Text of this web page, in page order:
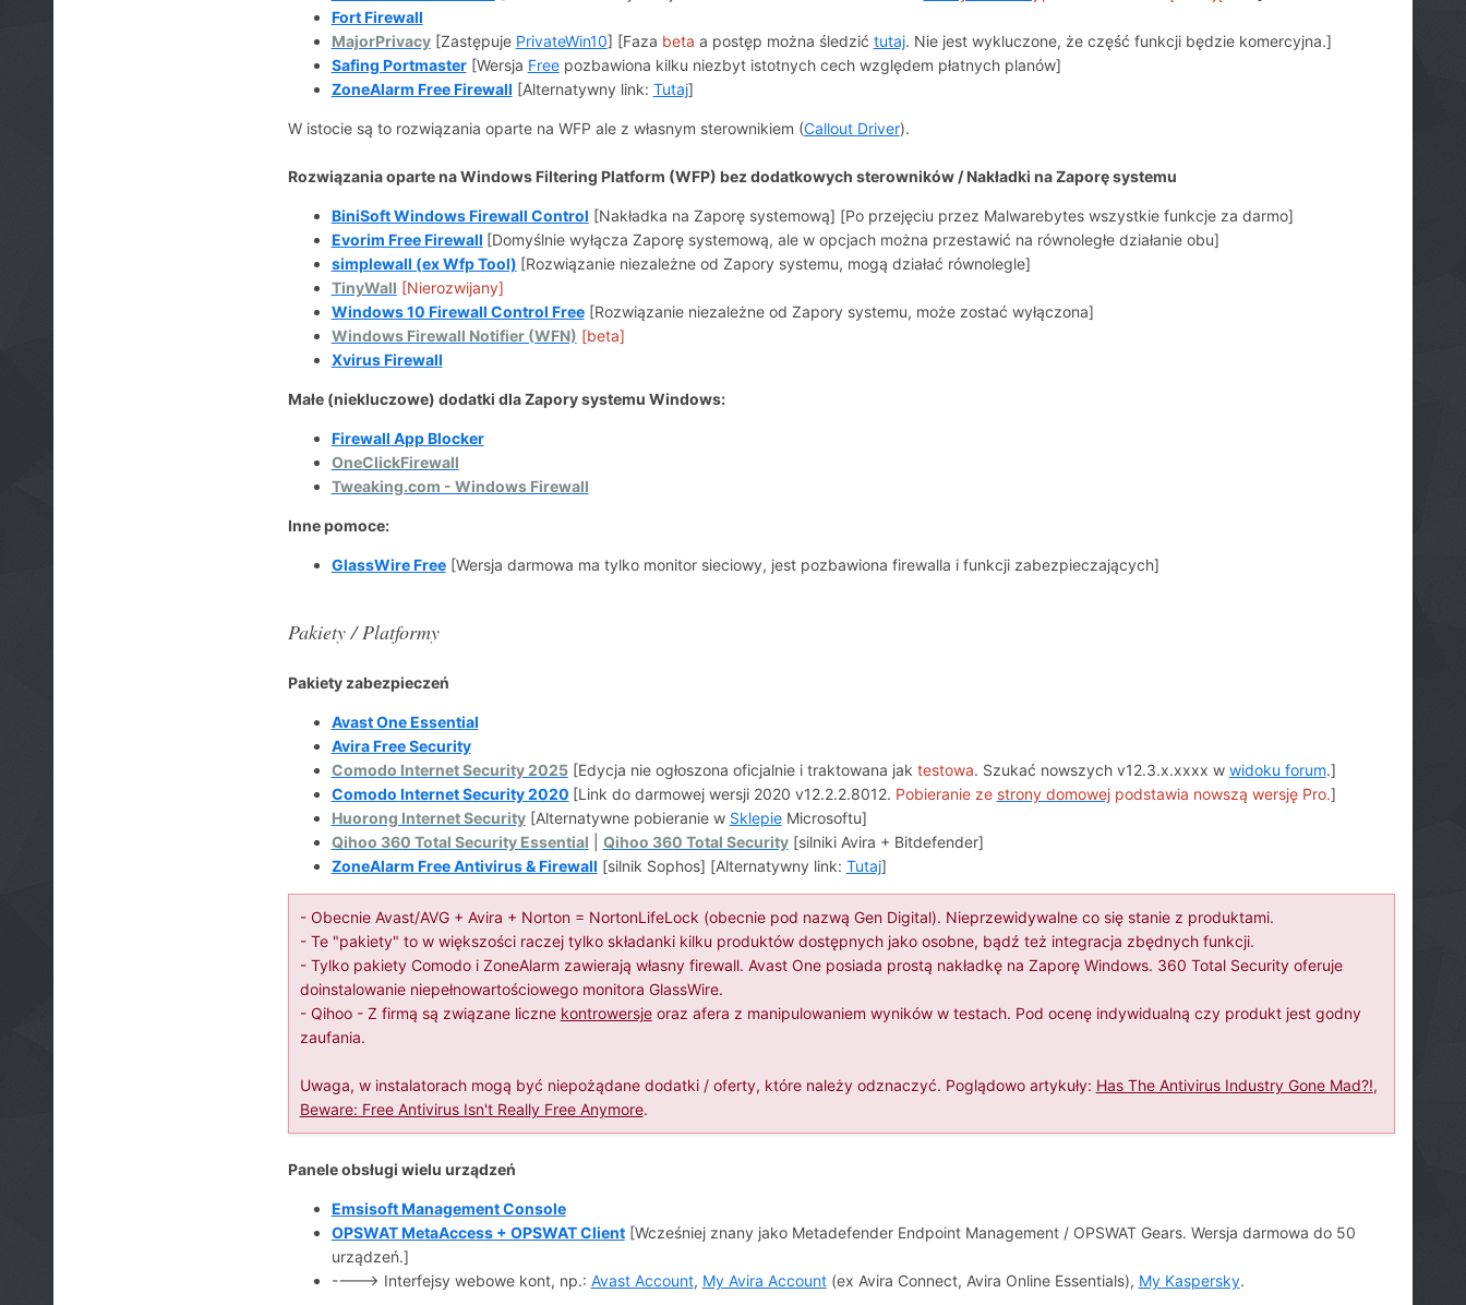
Fort Firewall
MajorPrivacy[Zastępuje PrivateWin10] [Faza beta a postęp można śledzić tutaj. Nie jest wykluczone, że część funkcji będzie komercyjna.]
Safing Portmaster[Wersja Freepozbawiona kilku niezbyt istotnych cech względem płatnych planów]
ZoneAlarm Free Firewall [Alternatywny link: Tutaj]
W istocie są to rozwiązania oparte na WFP ale z własnym sterownikiem (Callout Driver).
Rozwiązania oparte na Windows Filtering Platform (WFP) bez dodatkowych sterowników / Nakładki na Zaporę systemu
BiniSoft Windows Firewall Control [Nakładka na Zaporę systemową] [Po przejęciu przez Malwarebytes wszystkie funkcje za darmo]
Evorim Free Firewall [Domyślnie wyłącza Zaporę systemową, ale w opcjach można przestawić na równoległe działanie obu]
simplewall (ex Wfp Tool) [Rozwiązanie niezależne od Zapory systemu, mogą działać równolegle]
TinyWall [Nierozwijany]
Windows 10 Firewall Control Free[Rozwiązanie niezależne od Zapory systemu, może zostać wyłączona]
Windows Firewall Notifier (WFN) [beta]
Xvirus Firewall
Małe (niekluczowe) dodatki dla Zapory systemu Windows:
Firewall App Blocker
OneClickFirewall
Tweaking.com - Windows Firewall
Inne pomoce:
GlassWire Free[Wersja darmowa ma tylko monitor sieciowy, jest pozbawiona firewalla i funkcji zabezpieczających]
Pakiety / Platformy
Pakiety zabezpieczeń
Avast One Essential
Avira Free Security
Comodo Internet Security 2025[Edycja nie ogłoszona oficjalnie i traktowana jak testowa. Szukać nowszych v12.3.x.xxxx w widoku forum.]
Comodo Internet Security 2020 [Link do darmowej wersji 2020 v12.2.2.8012. Pobieranie ze strony domowejpodstawia nowszą wersję Pro.]
Huorong Internet Security[Alternatywne pobieranie w SklepieMicrosoftu]
Qihoo 360 Total Security Essential
Qihoo 360 Total Security[silniki Avira + Bitdefender]
ZoneAlarm Free Antivirus & Firewall [silnik Sophos] [Alternatywny link: Tutaj]
- Obecnie Avast/AVG + Avira + Norton = NortonLifeLock (obecnie pod nazwą Gen Digital). Nieprzewidywalne co się stanie z produktami.
- Te "pakiety" to w większości raczej tylko składanki kilku produktów dostępnych jako osobne, bądź też integracja zbędnych funkcji.
- Tylko pakiety Comodo i ZoneAlarm zawierają własny firewall. Avast One posiada prostą nakładkę na Zaporę Windows. 360 Total Security oferuje
doinstalowanie niepełnowartościowego monitora GlassWire.
- Qihoo - Z firmą są związane liczne kontrowersjeoraz afera z manipulowaniem wyników w testach. Pod ocenę indywidualną czy produkt jest godny
zaufania.
Uwaga, w instalatorach mogą być niepożądane dodatki / oferty, które należy odznaczyć. Poglądowo artykuły: Has The Antivirus Industry Gone Mad?!,
Beware: Free Antivirus Isn't Really Free Anymore.
Panele obsługi wielu urządzeń
Emsisoft Management Console
OPSWAT MetaAccess + OPSWAT Client[Wcześniej znany jako Metadefender Endpoint Management / OPSWAT Gears. Wersja darmowa do 50
urządzeń.]
----> Interfejsy webowe kont, np.: Avast Account, My Avira Account(ex Avira Connect, Avira Online Essentials), My Kaspersky.